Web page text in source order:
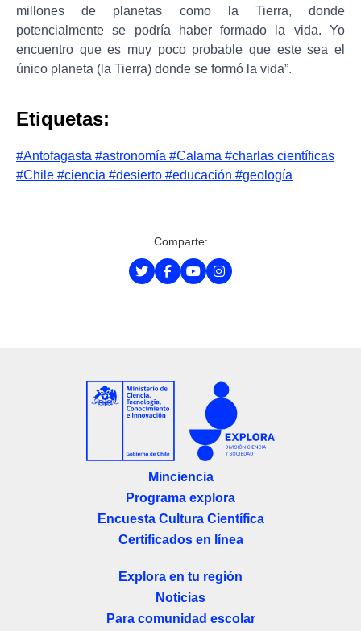
millones de planetas como la Tierra, donde
potencialmente se podría haber formado la vida. Yo
encuentro que es muy poco probable que este sea el
único planeta (la Tierra) donde se formó la vida”.
Etiquetas:
#Antofagasta #astronomía #Calama #charlas científicas
#Chile #ciencia #desierto #educación #geología
Comparte:
Minciencia
Programa explora
Encuesta Cultura Científica
Certificados en línea
Explora en tu región
Noticias
Para comunidad escolar